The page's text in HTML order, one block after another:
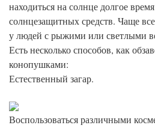
находиться на солнце долгое
солнцезащитных средств. Чаще
у людей с рыжими или светлыми
Есть несколько способов, как
конопушками:
Естественный загар.
Воспользоваться различными